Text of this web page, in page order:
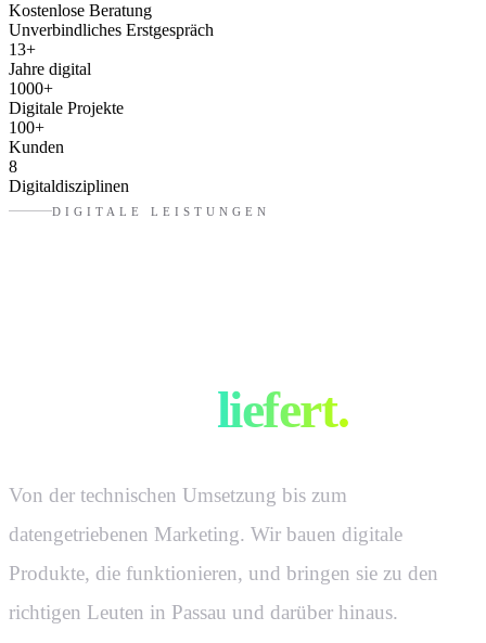
Kostenlose Beratung
Unverbindliches Erstgespräch
13+
Jahre digital
1000+
Digitale Projekte
100+
Kunden
8
Digitaldisziplinen
DIGITALE LEISTUNGEN
liefert.
Von der technischen Umsetzung bis zum
datengetriebenen Marketing. Wir bauen digitale
Produkte, die funktionieren, und bringen sie zu den
richtigen Leuten in Passau und darüber hinaus.